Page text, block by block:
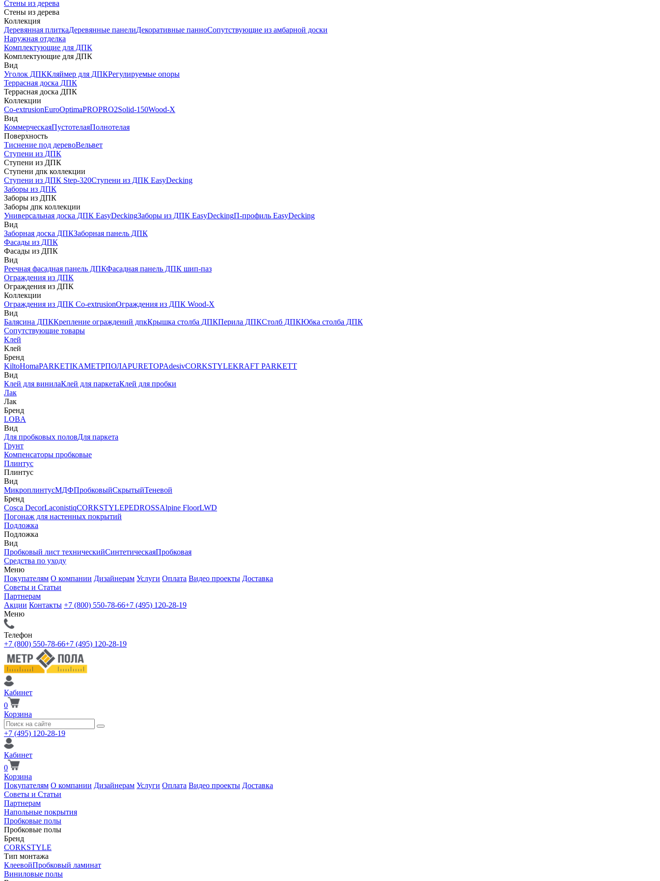
Стены из дерева
Стены из дерева
Коллекция
Деревянная плиткаДеревянные панелиДекоративные панноСопутствующие из амбарной доски
Наружная отделка
Комплектующие для ДПК
Комплектующие для ДПК
Вид
Уголок ДПККляймер для ДПКРегулируемые опоры
Террасная доска ДПК
Террасная доска ДПК
Коллекции
Co-extrusionEuroOptimaPROPRO2Solid-150Wood-X
Вид
КоммерческаяПустотелаяПолнотелая
Поверхность
Тиснение под деревоВельвет
Ступени из ДПК
Ступени из ДПК
Ступени дпк коллекции
Ступени из ДПК Step-320Ступени из ДПК EasyDecking
Заборы из ДПК
Заборы из ДПК
Заборы дпк коллекции
Универсальная доска ДПК EasyDeckingЗаборы из ДПК EasyDeckingП-профиль EasyDecking
Вид
Заборная доска ДПКЗаборная панель ДПК
Фасады из ДПК
Фасады из ДПК
Вид
Реечная фасадная панель ДПКФасадная панель ДПК шип-паз
Ограждения из ДПК
Ограждения из ДПК
Коллекции
Ограждения из ДПК Co-extrusionОграждения из ДПК Wood-X
Вид
Балясина ДПККрепление ограждений дпкКрышка столба ДПКПерила ДПКСтолб ДПКЮбка столба ДПК
Сопутствующие товары
Клей
Клей
Бренд
KiltoHomaPARKETIKAМЕТРПОЛАPURETOPAdesivCORKSTYLEKRAFT PARKETT
Вид
Клей для винилаКлей для паркетаКлей для пробки
Лак
Лак
Бренд
LOBA
Вид
Для пробковых половДля паркета
Грунт
Компенсаторы пробковые
Плинтус
Плинтус
Вид
МикроплинтусМДФПробковыйСкрытыйТеневой
Бренд
Cosca DecorLaconistiqCORKSTYLEPEDROSSAlpine FloorLWD
Погонаж для настенных покрытий
Подложка
Подложка
Вид
Пробковый лист техническийСинтетическаяПробковая
Средства по уходу
Меню
Покупателям О компании Дизайнерам Услуги Оплата Видео проекты Доставка
Советы и Статьи
Партнерам
Акции Контакты +7 (800) 550-78-66+7 (495) 120-28-19
Меню
Телефон
+7 (800) 550-78-66+7 (495) 120-28-19
Кабинет
0
Корзина
+7 (495) 120-28-19
Кабинет
0
Корзина
Покупателям О компании Дизайнерам Услуги Оплата Видео проекты Доставка
Советы и Статьи
Партнерам
Напольные покрытия
Пробковые полы
Пробковые полы
Бренд
CORKSTYLE
Тип монтажа
КлеевойПробковый ламинат
Виниловые полы